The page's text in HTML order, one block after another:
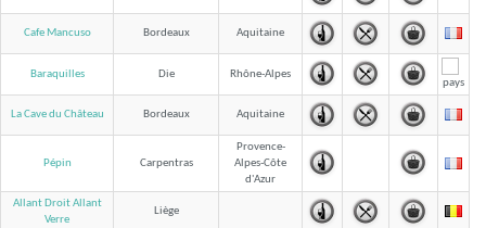
Cafe Mancuso Bordeaux Aquitaine
Baraquilles Die Rhône-Alpes
La Cave du Château Bordeaux Aquitaine
Pépin Carpentras
Provence-
Alpes-Côte
d'Azur
Allant Droit Allant
Verre
Liège